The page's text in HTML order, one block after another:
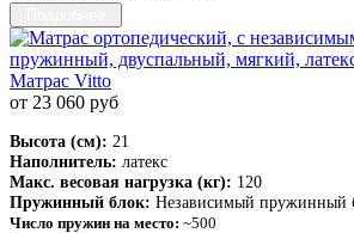
Матрас Vitto
от 23 060 руб
Высота (см): 21
Наполнитель: латекс
Макс. весовая нагрузка (кг): 120
Пружинный блок: Независимый пружинный
Число пружин на место: ~500